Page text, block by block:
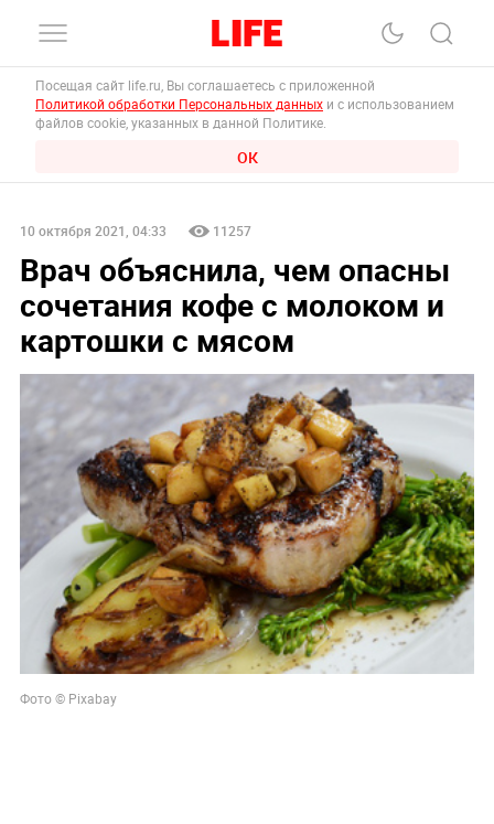
Посещая сайт life.ru, Вы соглашаетесь с приложенной
Политикой обработки Персональных данных и с использованием
файлов cookie, указанных в данной Политике.
ОК
10 октября 2021, 04:33 11257
Врач объяснила, чем опасны
сочетания кофе с молоком и
картошки с мясом
Фото © Pixabay